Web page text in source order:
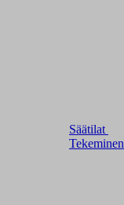
Säätilat
Tekeminen